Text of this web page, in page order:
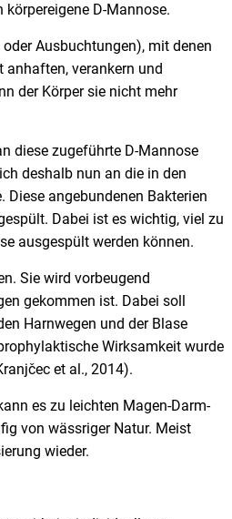
D-Mannose.
Ausbuchtungen), mit denen
anhaften, verankern und
der Körper sie nicht mehr
diese zugeführte D-Mannose
deshalb nun an die in den
Diese angebundenen Bakterien
Dabei ist es wichtig, viel zu
ausgespült werden können.
Sie wird vorbeugend
gekommen ist. Dabei soll
Harnwegen und der Blase
Wirksamkeit wurde
et al., 2014).
es zu leichten Magen-Darm-
von wässriger Natur. Meist
wieder.